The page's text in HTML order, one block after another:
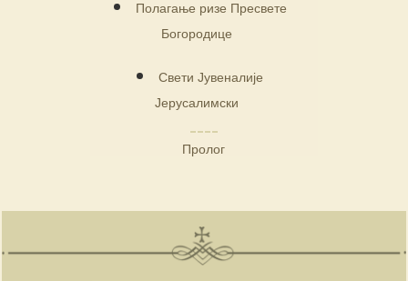
Полагање ризе Пресвете
Богородице
Свети Јувеналије
Јерусалимски
Пролог